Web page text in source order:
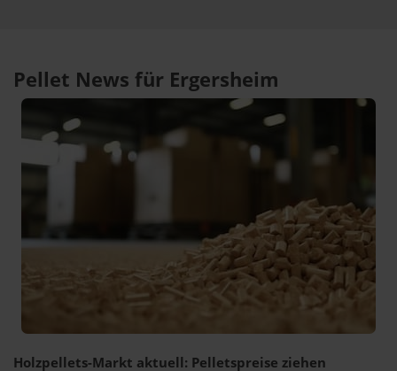
Pellet News für Ergersheim
Holzpellets-Markt aktuell: Pelletspreise ziehen